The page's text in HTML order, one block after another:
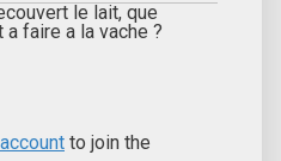
le lait, que
faire a la vache ?
to join the